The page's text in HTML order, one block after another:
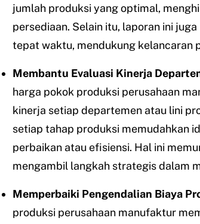
jumlah produksi yang optimal,
persediaan. Selain itu, laporan ini
tepat waktu, mendukung kelancaran
Membantu Evaluasi Kinerja
harga pokok produksi perusahaan
kinerja setiap departemen atau lini
setiap tahap produksi memudahkan
perbaikan atau efisiensi. Hal ini
mengambil langkah strategis dalam
Memperbaiki Pengendalian Biaya
produksi perusahaan manufaktur